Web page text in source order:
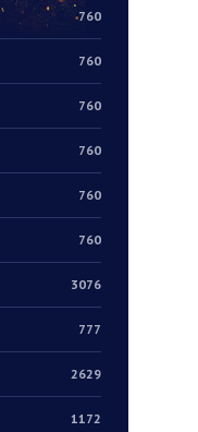
760
760
760
760
760
760
3076
777
2629
1172